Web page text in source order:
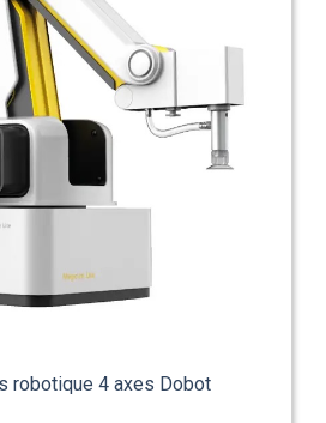
robotique 4 axes Dobot